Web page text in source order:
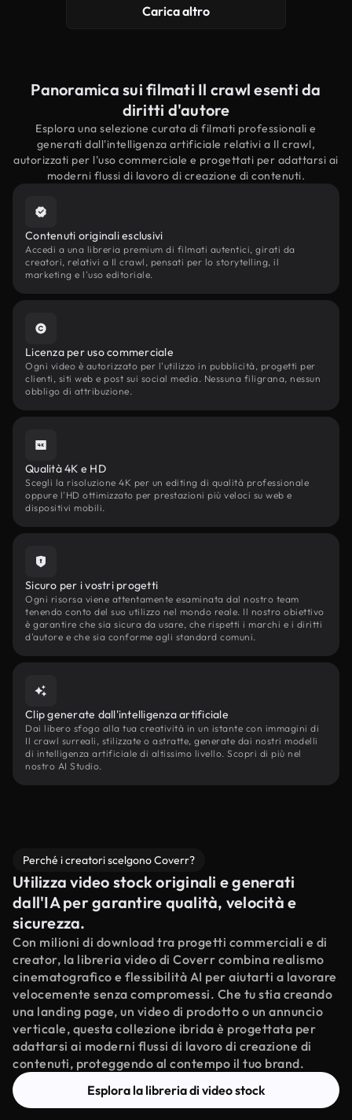
Carica altro
Panoramica sui filmati Il crawl esenti da
diritti d'autore
Esplora una selezione curata di filmati professionali e
generati dall'intelligenza artificiale relativi a Il crawl,
autorizzati per l'uso commerciale e progettati per adattarsi ai
moderni flussi di lavoro di creazione di contenuti.
Contenuti originali esclusivi
Accedi a una libreria premium di filmati autentici, girati da
creatori, relativi a Il crawl, pensati per lo storytelling, il
marketing e l'uso editoriale.
Licenza per uso commerciale
Ogni video è autorizzato per l'utilizzo in pubblicità, progetti per
clienti, siti web e post sui social media. Nessuna filigrana, nessun
obbligo di attribuzione.
Qualità 4K e HD
Scegli la risoluzione 4K per un editing di qualità professionale
oppure l'HD ottimizzato per prestazioni più veloci su web e
dispositivi mobili.
Sicuro per i vostri progetti
Ogni risorsa viene attentamente esaminata dal nostro team
tenendo conto del suo utilizzo nel mondo reale. Il nostro obiettivo
è garantire che sia sicura da usare, che rispetti i marchi e i diritti
d'autore e che sia conforme agli standard comuni.
Clip generate dall'intelligenza artificiale
Dai libero sfogo alla tua creatività in un istante con immagini di
Il crawl surreali, stilizzate o astratte, generate dai nostri modelli
di intelligenza artificiale di altissimo livello. Scopri di più nel
nostro AI Studio.
Perché i creatori scelgono Coverr?
Utilizza video stock originali e generati
dall'IA per garantire qualità, velocità e
sicurezza.
Con milioni di download tra progetti commerciali e di
creator, la libreria video di Coverr combina realismo
cinematografico e flessibilità AI per aiutarti a lavorare
velocemente senza compromessi. Che tu stia creando
una landing page, un video di prodotto o un annuncio
verticale, questa collezione ibrida è progettata per
adattarsi ai moderni flussi di lavoro di creazione di
contenuti, proteggendo al contempo il tuo brand.
Esplora la libreria di video stock